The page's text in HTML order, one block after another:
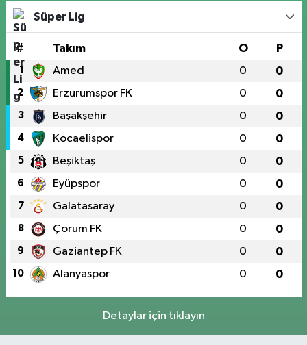
Süper Lig
# Takım O P
1 Amed 0 0
2 Erzurumspor FK 0 0
3 Başakşehir 0 0
4 Kocaelispor 0 0
5 Beşiktaş 0 0
6 Eyüpspor 0 0
7 Galatasaray 0 0
8 Çorum FK 0 0
9 Gaziantep FK 0 0
10 Alanyaspor 0 0
Detaylar için tıklayın